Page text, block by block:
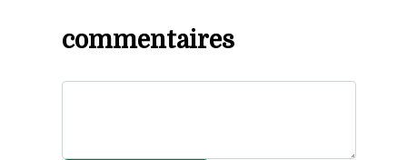
commentaires